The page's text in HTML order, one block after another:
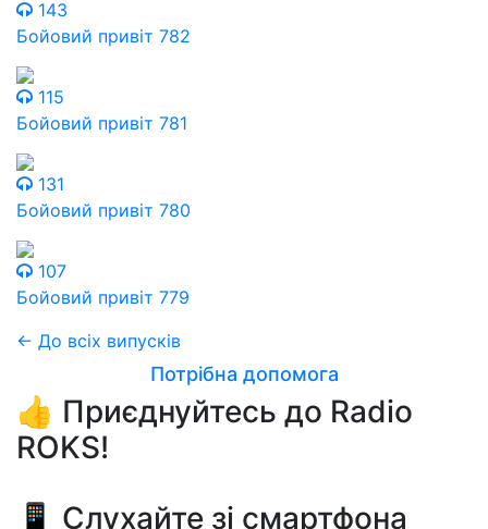
143
Бойовий привіт 782
115
Бойовий привіт 781
131
Бойовий привіт 780
107
Бойовий привіт 779
← До всіх випусків
Потрібна допомога
👍 Приєднуйтесь до Radio
ROKS!
📱 Слухайте зі смартфона